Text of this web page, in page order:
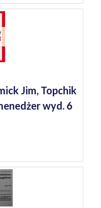
Jim, Topchik
wyd. 6